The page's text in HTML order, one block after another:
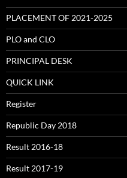
PLACEMENT OF 2021-2025
PLO and CLO
PRINCIPAL DESK
QUICK LINK
Register
Republic Day 2018
Result 2016-18
Result 2017-19